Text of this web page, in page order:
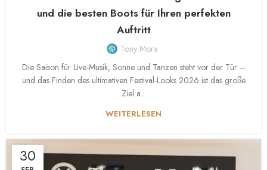
und die besten Boots für Ihren perfekten
Auftritt
Tony Mora
Die Saison für Live-Musik, Sonne und Tanzen steht vor der Tür –
und das Finden des ultimativen Festival-Looks 2026 ist das große
Ziel a...
WEITERLESEN
30